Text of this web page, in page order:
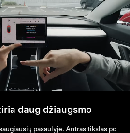
pasaulyje. Antras tikslas po
daug džiaugsmo